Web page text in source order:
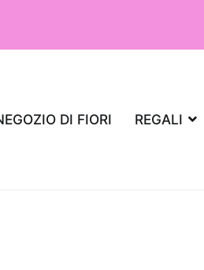
DI FIORI REGALI